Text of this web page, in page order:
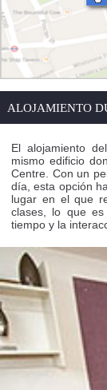
ALOJAMIENTO
El alojamiento
mismo edificio
Centre. Con un
día, esta opción
lugar en el que
clases, lo que
tiempo y la